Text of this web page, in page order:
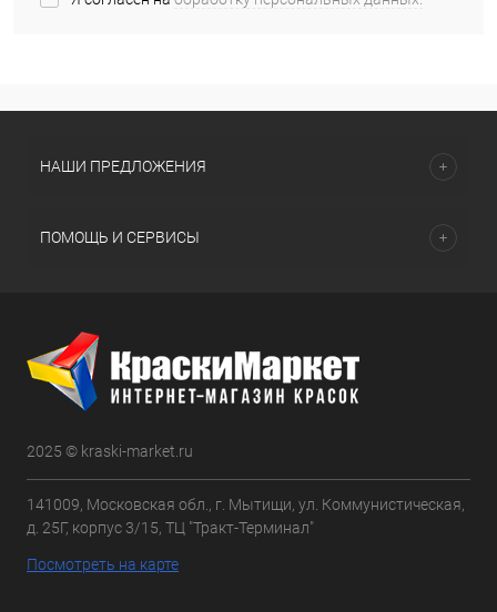
НАШИ ПРЕДЛОЖЕНИЯ
ПОМОЩЬ И СЕРВИСЫ
2025 © kraski-market.ru
141009, Московская обл., г. Мытищи, ул. Коммунистическая,
д. 25Г, корпус 3/15, ТЦ "Тракт-Терминал"
Посмотреть на карте